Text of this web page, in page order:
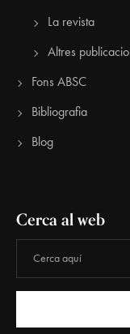
La revista
Altres
Fons ABSC
Bibliografia
Blog
Cerca al web